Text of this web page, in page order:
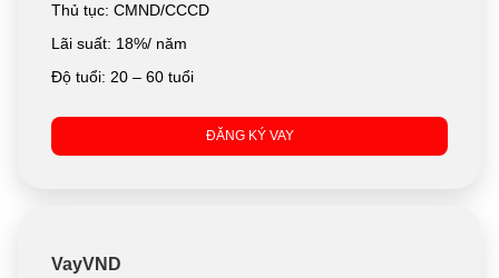
Thủ tục: CMND/CCCD
Lãi suất: 18%/ năm
Độ tuổi: 20 – 60 tuổi
ĐĂNG KÝ VAY
VayVND